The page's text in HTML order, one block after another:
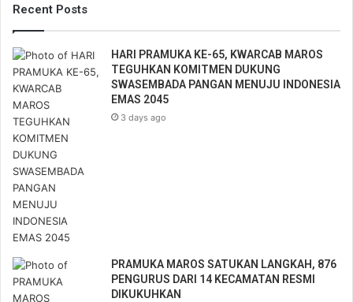
u
m
a
i
l
a
d
d
r
e
s
s
Recent Posts
HARI PRAMUKA KE-65, KWARCAB MAROS
TEGUHKAN KOMITMEN DUKUNG
SWASEMBADA PANGAN MENUJU INDONESIA
EMAS 2045
3 days ago
PRAMUKA MAROS SATUKAN LANGKAH, 876
PENGURUS DARI 14 KECAMATAN RESMI
DIKUKUHKAN